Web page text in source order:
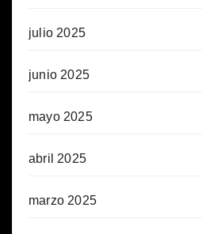
julio 2025
junio 2025
mayo 2025
abril 2025
marzo 2025